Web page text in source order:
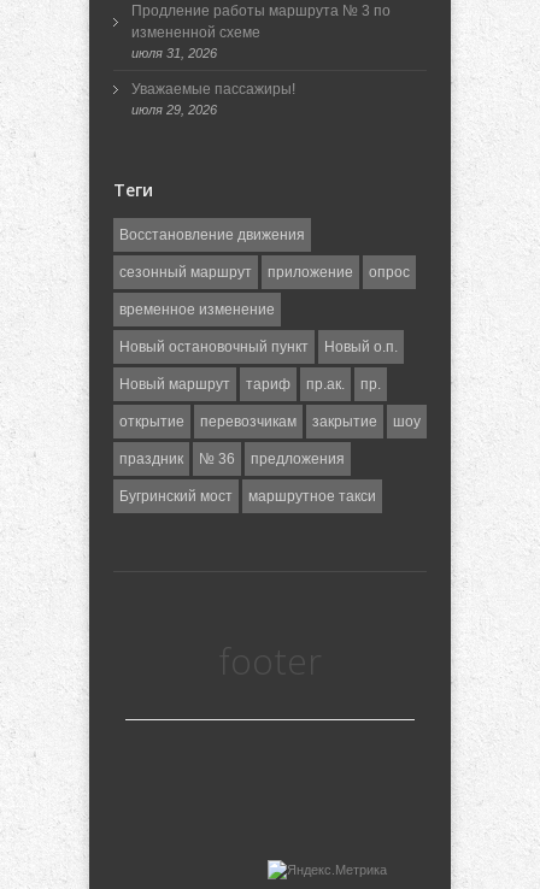
Продление работы маршрута № 3 по
измененной схеме
июля 31, 2026
Уважаемые пассажиры!
июля 29, 2026
Теги
Восстановление движения
сезонный маршрут приложение опрос
временное изменение
Новый остановочный пункт Новый о.п.
Новый маршрут тариф пр.ак. пр.
открытие перевозчикам закрытие шоу
праздник № 36 предложения
Бугринский мост маршрутное такси
footer